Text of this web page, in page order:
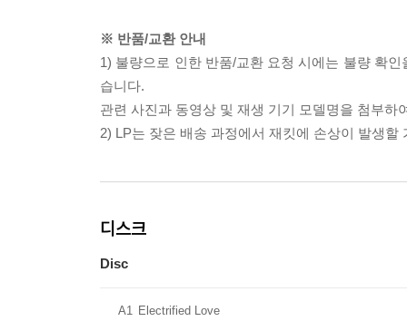
※ 반품/교환 안내
1) 불량으로 인한 반품/교환 요청 시에는 불량 확
습니다.
관련 사진과 동영상 및 재생 기기 모델명을 첨부하
2) LP는 잦은 배송 과정에서 재킷에 손상이 발생
디스크
Disc
A1 Electrified Love